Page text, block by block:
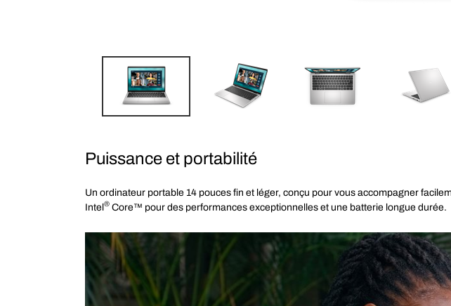
Puissance et portabilité
Un ordinateur portable 14 pouces fin et léger, conçu pour vous accompagner
Intel® Core™ pour des performances exceptionnelles et une batterie longue durée.